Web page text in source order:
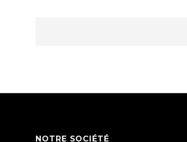
NOTRE SOCIÉTÉ